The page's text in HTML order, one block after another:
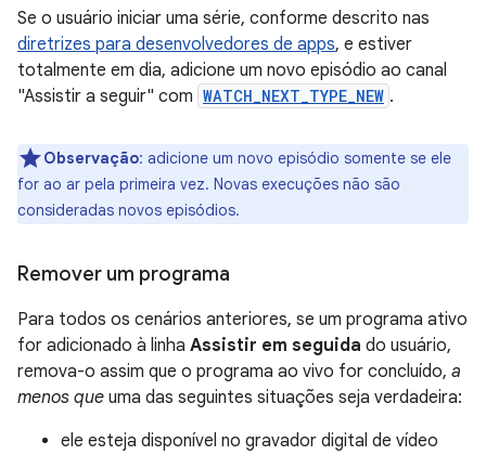
Se o usuário iniciar uma série, conforme descrito nas
diretrizes para desenvolvedores de apps, e estiver
totalmente em dia, adicione um novo episódio ao canal
"Assistir a seguir" com WATCH_NEXT_TYPE_NEW .
Observação: adicione um novo episódio somente se ele
for ao ar pela primeira vez. Novas execuções não são
consideradas novos episódios.
Remover um programa
Para todos os cenários anteriores, se um programa ativo
for adicionado à linha Assistir em seguida do usuário,
remova-o assim que o programa ao vivo for concluído, a
menos que uma das seguintes situações seja verdadeira:
ele esteja disponível no gravador digital de vídeo